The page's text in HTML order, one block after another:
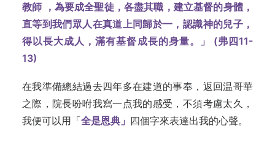
教師 ，為要成全聖徒，各盡其職，建立基督的身體，
直等到我們眾人在真道上同歸於一，認識神的兒子，
得以長大成人，滿有基督成長的身量。」 (弗四11-
13)
在我準備總結過去四年多在建道的事奉，返回温哥華
之際，院長吩咐我寫一点我的感受，不須考慮太久，
我便可以用「全是恩典」 四個字來表達出我的心聲。